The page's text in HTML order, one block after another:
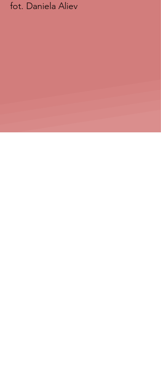
fot. Daniela Aliev